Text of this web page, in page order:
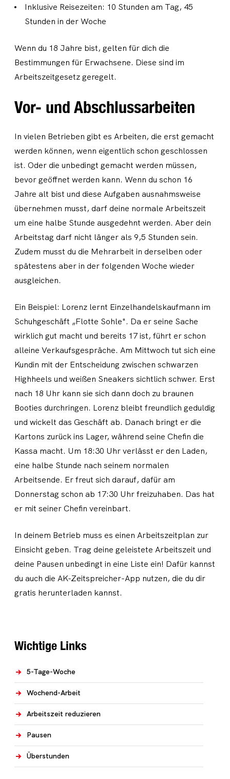
Wichtige Links
5-Tage-Woche
Wochend-Arbeit
Arbeitszeit reduzieren
Pausen
Überstunden
Inklusive Reisezeiten: 10 Stunden am Tag, 45
Stunden in der Woche
Wenn du 18 Jahre bist, gelten für dich die
Bestimmungen für Erwachsene. Diese sind im
Arbeitszeitgesetz geregelt.
Vor- und Abschlussarbeiten
In vielen Betrieben gibt es Arbeiten, die erst gemacht
werden können, wenn eigentlich schon geschlossen
ist. Oder die unbedingt gemacht werden müssen,
bevor geöffnet werden kann. Wenn du schon 16
Jahre alt bist und diese Aufgaben ausnahmsweise
übernehmen musst, darf deine normale Arbeitszeit
um eine halbe Stunde ausgedehnt werden. Aber dein
Arbeitstag darf nicht länger als 9,5 Stunden sein.
Zudem musst du die Mehrarbeit in derselben oder
spätestens aber in der folgenden Woche wieder
ausgleichen.
Ein Beispiel: Lorenz lernt Einzelhandelskaufmann im
Schuhgeschäft „Flotte Sohle". Da er seine Sache
wirklich gut macht und bereits 17 ist, führt er schon
alleine Verkaufsgespräche. Am Mittwoch tut sich eine
Kundin mit der Entscheidung zwischen schwarzen
Highheels und weißen Sneakers sichtlich schwer. Erst
nach 18 Uhr kann sie sich dann doch zu braunen
Booties durchringen. Lorenz bleibt freundlich geduldig
und wickelt das Geschäft ab. Danach bringt er die
Kartons zurück ins Lager, während seine Chefin die
Kassa macht. Um 18:30 Uhr verlässt er den Laden,
eine halbe Stunde nach seinem normalen
Arbeitsende. Er freut sich darauf, dafür am
Donnerstag schon ab 17:30 Uhr freizuhaben. Das hat
er mit seiner Chefin vereinbart.
In deinem Betrieb muss es einen Arbeitszeitplan zur
Einsicht geben. Trag deine geleistete Arbeitszeit und
deine Pausen unbedingt in eine Liste ein! Dafür kannst
du auch die AK-Zeitspreicher-App nutzen, die du dir
gratis herunterladen kannst.